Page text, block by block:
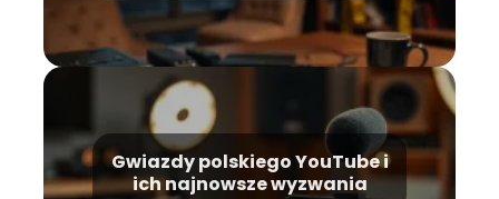
Gwiazdy polskiego YouTube i
ich najnowsze wyzwania